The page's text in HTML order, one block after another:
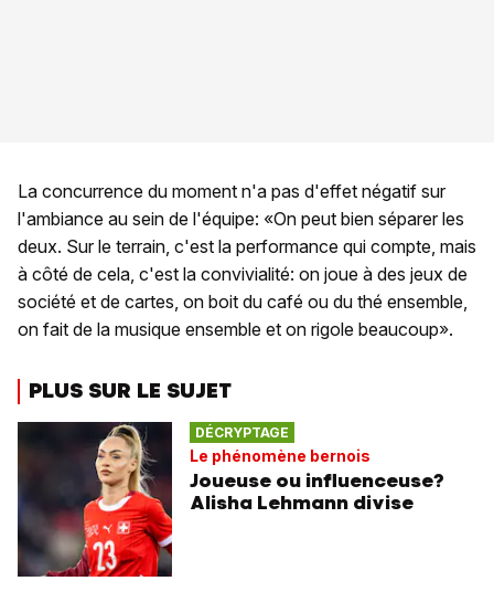
La concurrence du moment n'a pas d'effet négatif sur
l'ambiance au sein de l'équipe: «On peut bien séparer les
deux. Sur le terrain, c'est la performance qui compte, mais
à côté de cela, c'est la convivialité: on joue à des jeux de
société et de cartes, on boit du café ou du thé ensemble,
on fait de la musique ensemble et on rigole beaucoup».
PLUS SUR LE SUJET
DÉCRYPTAGE
Le phénomène bernois
Joueuse ou influenceuse?
Alisha Lehmann divise